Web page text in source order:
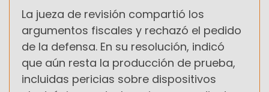
La jueza de revisión compartió los
argumentos fiscales y rechazó el pedido
de la defensa. En su resolución, indicó
que aún resta la producción de prueba,
incluidas pericias sobre dispositivos